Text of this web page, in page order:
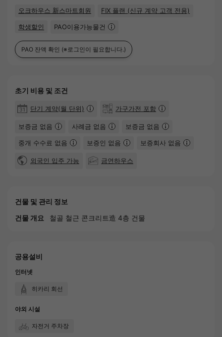
오크하우스 新스마트회원 FIX 플랜 (신규 계약 고객 전용)
학생할인 PAO이용가능물건
PAO 잔액 확인 (※로그인이 필요합니다.)
초기 비용 및 조건
단기 계약(월 단위) 가구가전 포함
보증금 없음 사례금 없음 보증금 없음
중개 수수료 없음 보증인 없음 보증회사 없음
외국인 입주 가능 금연하우스
건물 및 관리 정보
건물 개요
철골 철근 콘크리트造 4층 건물
공용설비
인터넷
히카리 회선
야외 시설
자전거 주차장